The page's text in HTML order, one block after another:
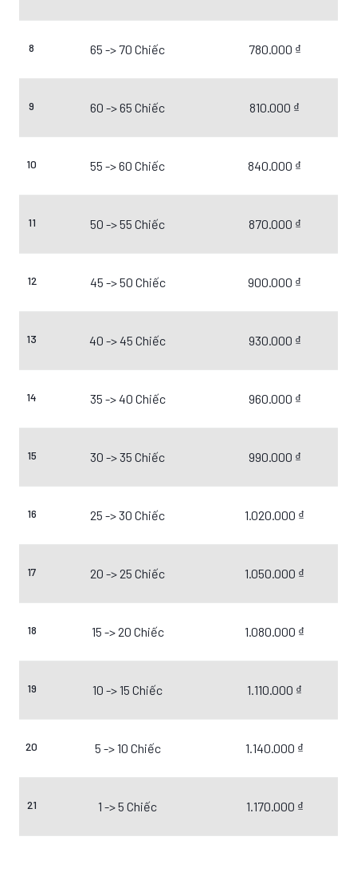
8 65 -> 70 Chiếc 780.000 ₫
9 60 -> 65 Chiếc 810.000 ₫
10 55 -> 60 Chiếc 840.000 ₫
11 50 -> 55 Chiếc 870.000 ₫
12 45 -> 50 Chiếc 900.000 ₫
13 40 -> 45 Chiếc 930.000 ₫
14 35 -> 40 Chiếc 960.000 ₫
15 30 -> 35 Chiếc 990.000 ₫
16 25 -> 30 Chiếc 1.020.000 ₫
17 20 -> 25 Chiếc 1.050.000 ₫
18 15 -> 20 Chiếc 1.080.000 ₫
19 10 -> 15 Chiếc 1.110.000 ₫
20 5 -> 10 Chiếc 1.140.000 ₫
21 1 -> 5 Chiếc 1.170.000 ₫